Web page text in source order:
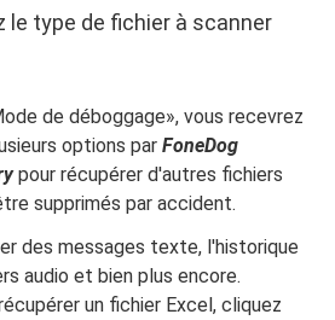
le type de fichier à scanner
de déboggage», vous recevrez
options parFoneDog
pour récupérer d'autres fichiers
supprimés par accident.
des messages texte, l'historique
audio et bien plus encore.
un fichier Excel, cliquez